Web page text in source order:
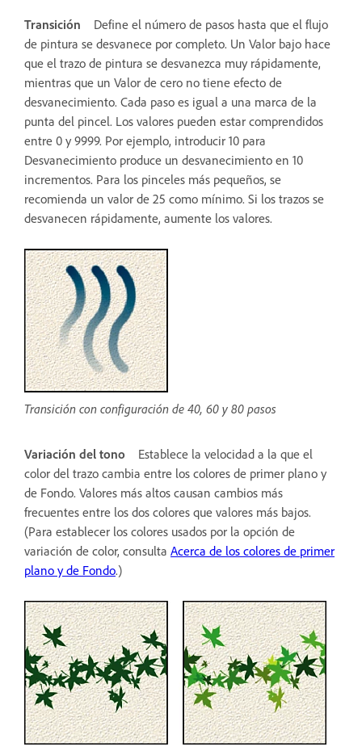
Transición
Define el número de pasos hasta que el flujo
de pintura se desvanece por completo. Un Valor bajo hace
que el trazo de pintura se desvanezca muy rápidamente,
mientras que un Valor de cero no tiene efecto de
desvanecimiento. Cada paso es igual a una marca de la
punta del pincel. Los valores pueden estar comprendidos
entre 0 y 9999. Por ejemplo, introducir 10 para
Desvanecimiento produce un desvanecimiento en 10
incrementos. Para los pinceles más pequeños, se
recomienda un valor de 25 como mínimo. Si los trazos se
desvanecen rápidamente, aumente los valores.
Transición con configuración de 40, 60 y 80 pasos
Variación del tono
Establece la velocidad a la que el
color del trazo cambia entre los colores de primer plano y
de Fondo. Valores más altos causan cambios más
frecuentes entre los dos colores que valores más bajos.
(Para establecer los colores usados por la opción de
variación de color, consulta Acerca de los colores de primer
plano y de Fondo.)